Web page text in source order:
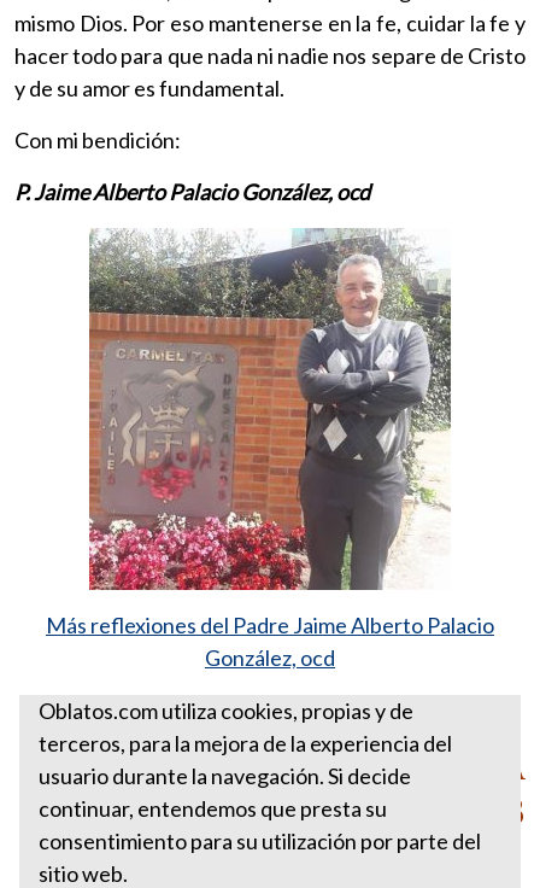
mismo Dios. Por eso mantenerse en la fe, cuidar la fe y
hacer todo para que nada ni nadie nos separe de Cristo
y de su amor es fundamental.
Con mi bendición:
P. Jaime Alberto Palacio González, ocd
Más reflexiones del Padre Jaime Alberto Palacio
González, ocd
Santa Sede
PARA ESTA SEMANA
NOVIEMBRE 18 DE 2013
Oblatos.com utiliza cookies, propias y de
terceros, para la mejora de la experiencia del
usuario durante la navegación. Si decide
continuar, entendemos que presta su
consentimiento para su utilización por parte del
sitio web.